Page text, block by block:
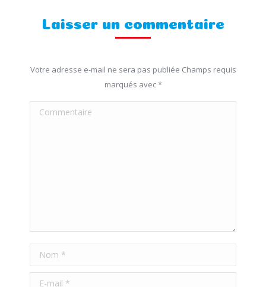
Laisser un commentaire
Votre adresse e-mail ne sera pas publiée Champs requis
marqués avec*
Commentaire
Nom *
E-mail *